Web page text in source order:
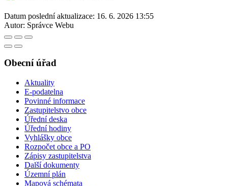
Datum poslední aktualizace: 16. 6. 2026 13:55
Autor: Správce Webu
Obecní úřad
Aktuality
E-podatelna
Povinné informace
Zastupitelstvo obce
Úřední deska
Úřední hodiny
Vyhlášky obce
Rozpočet obce a PO
Zápisy zastupitelstva
Další dokumenty
Územní plán
Mapová schémata